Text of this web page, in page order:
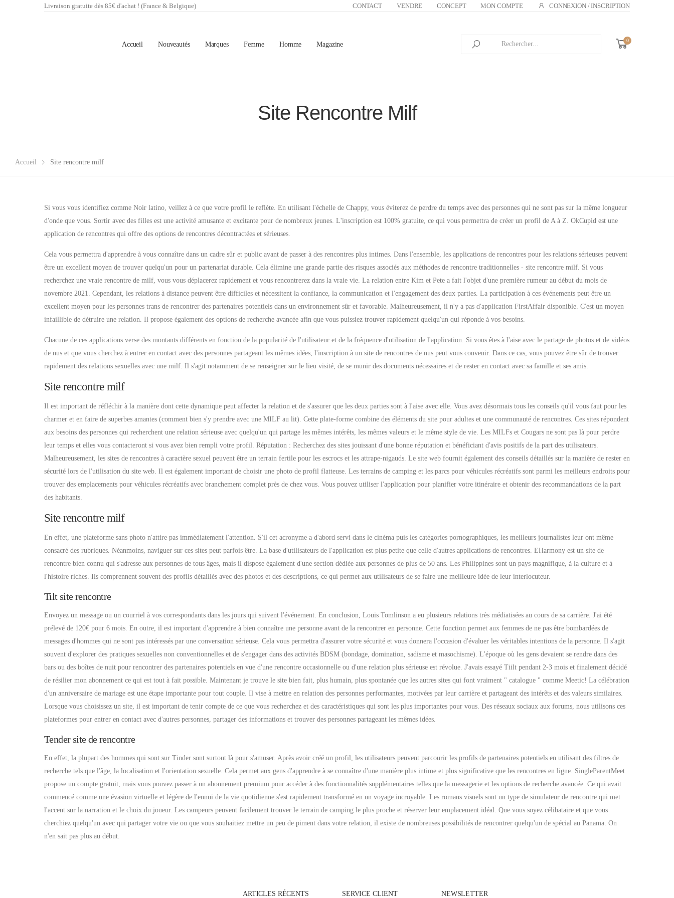
Livraison gratuite dès 85€ d'achat ! (France & Belgique) CONTACT VENDRE CONCEPT MON COMPTE CONNEXION / INSCRIPTION
Accueil Nouveautés Marques Femme Homme Magazine 0
Site Rencontre Milf
Accueil Site rencontre milf
Si vous vous identifiez comme Noir latino, veillez à ce que votre profil le reflète. En utilisant l'échelle de Chappy, vous éviterez de perdre du temps avec des personnes qui ne sont pas sur la même longueur
d'onde que vous. Sortir avec des filles est une activité amusante et excitante pour de nombreux jeunes. L'inscription est 100% gratuite, ce qui vous permettra de créer un profil de A à Z. OkCupid est une
application de rencontres qui offre des options de rencontres décontractées et sérieuses.
Cela vous permettra d'apprendre à vous connaître dans un cadre sûr et public avant de passer à des rencontres plus intimes. Dans l'ensemble, les applications de rencontres pour les relations sérieuses peuvent
être un excellent moyen de trouver quelqu'un pour un partenariat durable. Cela élimine une grande partie des risques associés aux méthodes de rencontre traditionnelles - site rencontre milf. Si vous
recherchez une vraie rencontre de milf, vous vous déplacerez rapidement et vous rencontrerez dans la vraie vie. La relation entre Kim et Pete a fait l'objet d'une première rumeur au début du mois de
novembre 2021. Cependant, les relations à distance peuvent être difficiles et nécessitent la confiance, la communication et l'engagement des deux parties. La participation à ces événements peut être un
excellent moyen pour les personnes trans de rencontrer des partenaires potentiels dans un environnement sûr et favorable. Malheureusement, il n'y a pas d'application FirstAffair disponible. C'est un moyen
infaillible de détruire une relation. Il propose également des options de recherche avancée afin que vous puissiez trouver rapidement quelqu'un qui réponde à vos besoins.
Chacune de ces applications verse des montants différents en fonction de la popularité de l'utilisateur et de la fréquence d'utilisation de l'application. Si vous êtes à l'aise avec le partage de photos et de vidéos
de nus et que vous cherchez à entrer en contact avec des personnes partageant les mêmes idées, l'inscription à un site de rencontres de nus peut vous convenir. Dans ce cas, vous pouvez être sûr de trouver
rapidement des relations sexuelles avec une milf. Il s'agit notamment de se renseigner sur le lieu visité, de se munir des documents nécessaires et de rester en contact avec sa famille et ses amis.
Site rencontre milf
Il est important de réfléchir à la manière dont cette dynamique peut affecter la relation et de s'assurer que les deux parties sont à l'aise avec elle. Vous avez désormais tous les conseils qu'il vous faut pour les
charmer et en faire de superbes amantes (comment bien s'y prendre avec une MILF au lit). Cette plate-forme combine des éléments du site pour adultes et une communauté de rencontres. Ces sites répondent
aux besoins des personnes qui recherchent une relation sérieuse avec quelqu'un qui partage les mêmes intérêts, les mêmes valeurs et le même style de vie. Les MILFs et Cougars ne sont pas là pour perdre
leur temps et elles vous contacteront si vous avez bien rempli votre profil. Réputation : Recherchez des sites jouissant d'une bonne réputation et bénéficiant d'avis positifs de la part des utilisateurs.
Malheureusement, les sites de rencontres à caractère sexuel peuvent être un terrain fertile pour les escrocs et les attrape-nigauds. Le site web fournit également des conseils détaillés sur la manière de rester en
sécurité lors de l'utilisation du site web. Il est également important de choisir une photo de profil flatteuse. Les terrains de camping et les parcs pour véhicules récréatifs sont parmi les meilleurs endroits pour
trouver des emplacements pour véhicules récréatifs avec branchement complet près de chez vous. Vous pouvez utiliser l'application pour planifier votre itinéraire et obtenir des recommandations de la part
des habitants.
Site rencontre milf
En effet, une plateforme sans photo n'attire pas immédiatement l'attention. S'il cet acronyme a d'abord servi dans le cinéma puis les catégories pornographiques, les meilleurs journalistes leur ont même
consacré des rubriques. Néanmoins, naviguer sur ces sites peut parfois être. La base d'utilisateurs de l'application est plus petite que celle d'autres applications de rencontres. EHarmony est un site de
rencontre bien connu qui s'adresse aux personnes de tous âges, mais il dispose également d'une section dédiée aux personnes de plus de 50 ans. Les Philippines sont un pays magnifique, à la culture et à
l'histoire riches. Ils comprennent souvent des profils détaillés avec des photos et des descriptions, ce qui permet aux utilisateurs de se faire une meilleure idée de leur interlocuteur.
Tilt site rencontre
Envoyez un message ou un courriel à vos correspondants dans les jours qui suivent l'événement. En conclusion, Louis Tomlinson a eu plusieurs relations très médiatisées au cours de sa carrière. J'ai été
prélevé de 120€ pour 6 mois. En outre, il est important d'apprendre à bien connaître une personne avant de la rencontrer en personne. Cette fonction permet aux femmes de ne pas être bombardées de
messages d'hommes qui ne sont pas intéressés par une conversation sérieuse. Cela vous permettra d'assurer votre sécurité et vous donnera l'occasion d'évaluer les véritables intentions de la personne. Il s'agit
souvent d'explorer des pratiques sexuelles non conventionnelles et de s'engager dans des activités BDSM (bondage, domination, sadisme et masochisme). L'époque où les gens devaient se rendre dans des
bars ou des boîtes de nuit pour rencontrer des partenaires potentiels en vue d'une rencontre occasionnelle ou d'une relation plus sérieuse est révolue. J'avais essayé Tiilt pendant 2-3 mois et finalement décidé
de résilier mon abonnement ce qui est tout à fait possible. Maintenant je trouve le site bien fait, plus humain, plus spontanée que les autres sites qui font vraiment " catalogue " comme Meetic! La célébration
d'un anniversaire de mariage est une étape importante pour tout couple. Il vise à mettre en relation des personnes performantes, motivées par leur carrière et partageant des intérêts et des valeurs similaires.
Lorsque vous choisissez un site, il est important de tenir compte de ce que vous recherchez et des caractéristiques qui sont les plus importantes pour vous. Des réseaux sociaux aux forums, nous utilisons ces
plateformes pour entrer en contact avec d'autres personnes, partager des informations et trouver des personnes partageant les mêmes idées.
Tender site de rencontre
En effet, la plupart des hommes qui sont sur Tinder sont surtout là pour s'amuser. Après avoir créé un profil, les utilisateurs peuvent parcourir les profils de partenaires potentiels en utilisant des filtres de
recherche tels que l'âge, la localisation et l'orientation sexuelle. Cela permet aux gens d'apprendre à se connaître d'une manière plus intime et plus significative que les rencontres en ligne. SingleParentMeet
propose un compte gratuit, mais vous pouvez passer à un abonnement premium pour accéder à des fonctionnalités supplémentaires telles que la messagerie et les options de recherche avancée. Ce qui avait
commencé comme une évasion virtuelle et légère de l'ennui de la vie quotidienne s'est rapidement transformé en un voyage incroyable. Les romans visuels sont un type de simulateur de rencontre qui met
l'accent sur la narration et le choix du joueur. Les campeurs peuvent facilement trouver le terrain de camping le plus proche et réserver leur emplacement idéal. Que vous soyez célibataire et que vous
cherchiez quelqu'un avec qui partager votre vie ou que vous souhaitiez mettre un peu de piment dans votre relation, il existe de nombreuses possibilités de rencontrer quelqu'un de spécial au Panama. On
n'en sait pas plus au début.
ARTICLES RÉCENTS SERVICE CLIENT NEWSLETTER